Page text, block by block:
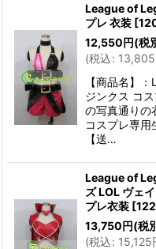
League of
プレ 衣装 [
12,550円(税
(税込: 13,805
【商品名】
ジンクス コ
の写真通り
コスプレ専用
【送…
League of
ズ LOL ヴェ
プレ衣装 [
13,750円(税
(税込: 15,125